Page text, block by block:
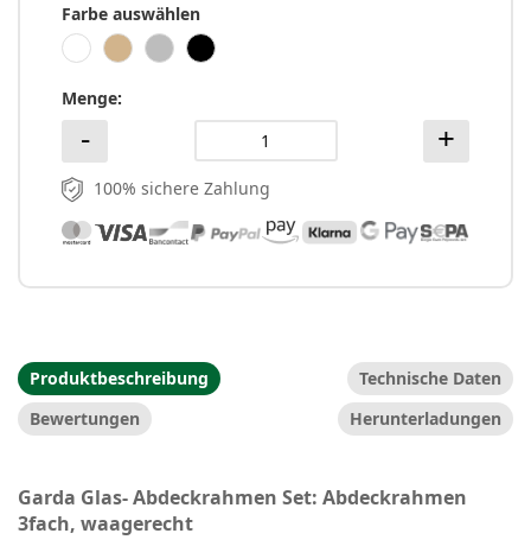
Farbe auswählen
Menge
100% sichere Zahlung
Produktbeschreibung
Technische Daten
Bewertungen
Herunterladungen
Garda Glas- Abdeckrahmen Set: Abdeckrahmen
3fach, waagerecht